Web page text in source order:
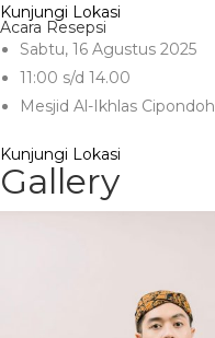
Kunjungi Lokasi
Acara Resepsi
Sabtu, 16 Agustus 2025
11:00 s/d 14.00
Mesjid Al-Ikhlas Cipondoh
Kunjungi Lokasi
Gallery